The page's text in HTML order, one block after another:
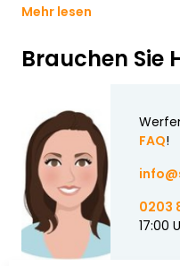
Mehr lesen
Brauchen Sie
FAQ!
0203
17:00